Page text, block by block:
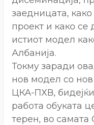
заедницата,
проект и како се
истиот модел
Албанија.
Токму заради
нов модел со
ЦКА-ПХВ,
работа обуката
терен, во